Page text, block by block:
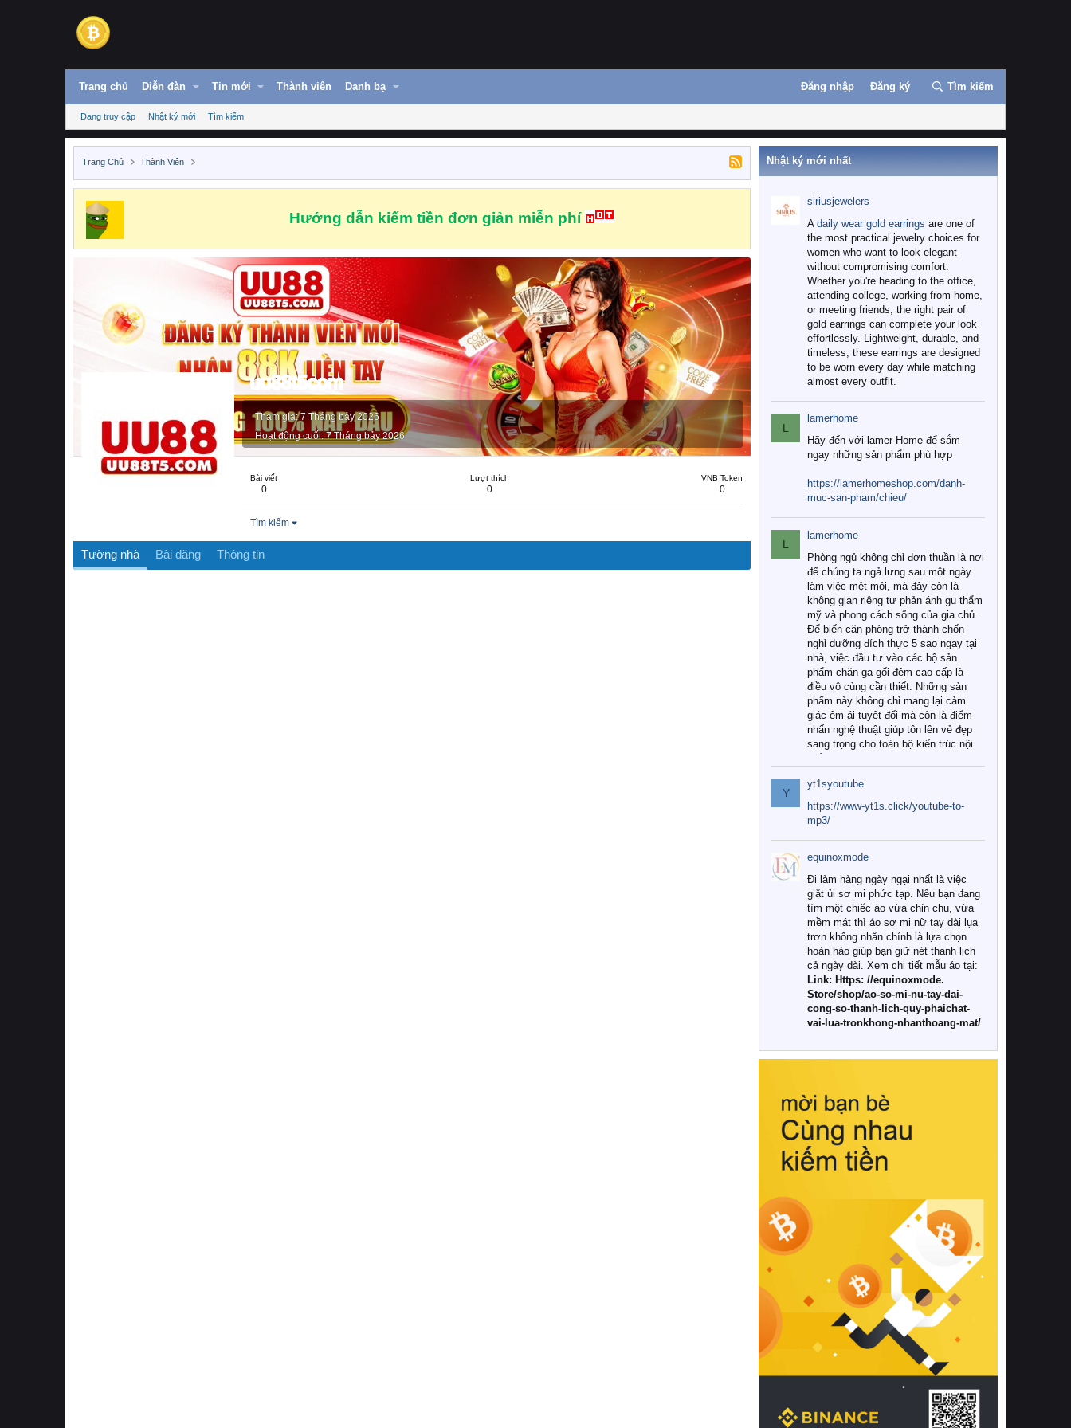
Trang chủ Diễn đàn Tin mới Thành viên Danh bạ Đăng nhập Đăng ký Tìm kiếm
Đang truy cập Nhật ký mới Tìm kiếm
Trang Chủ Thành Viên
Hướng dẫn kiếm tiền đơn giản miễn phí
uu88t5com
Tham gia 7 Tháng bảy 2026
Hoạt động cuối 7 Tháng bảy 2026
Bài viết
0
Lượt thích
0
VNB Token
0
Tìm kiếm
Tường nhà Bài đăng Thông tin
Nhật ký mới nhất
siriusjewelers
A daily wear gold earrings are one of
the most practical jewelry choices for
women who want to look elegant
without compromising comfort.
Whether you're heading to the office,
attending college, working from home,
or meeting friends, the right pair of
gold earrings can complete your look
effortlessly. Lightweight, durable, and
timeless, these earrings are designed
to be worn every day while matching
almost every outfit.
L
lamerhome
Hãy đến với lamer Home để sắm
ngay những sản phẩm phù hợp
https://lamerhomeshop.com/danh-
muc-san-pham/chieu/
L
lamerhome
Phòng ngủ không chỉ đơn thuần là nơi
để chúng ta ngả lưng sau một ngày
làm việc mệt mỏi, mà đây còn là
không gian riêng tư phản ánh gu thẩm
mỹ và phong cách sống của gia chủ.
Để biến căn phòng trở thành chốn
nghỉ dưỡng đích thực 5 sao ngay tại
nhà, việc đầu tư vào các bộ sản
phẩm chăn ga gối đệm cao cấp là
điều vô cùng cần thiết. Những sản
phẩm này không chỉ mang lại cảm
giác êm ái tuyệt đối mà còn là điểm
nhấn nghệ thuật giúp tôn lên vẻ đẹp
sang trọng cho toàn bộ kiến trúc nội
Tuy nhiên, giữa thị trường đa dạng
với vô vàn thương hiệu và mẫu mã
như hiện nay, làm thế nào để chọn
được những bộ chăn ga gối đệm cao
cấp thực sự chất lượng, phù hợp với
khí hậu và nhu cầu sử dụng của gia
đình? Hãy cùng chúng tôi đi tìm lời
giải đáp chi tiết qua bài viết dưới đây.
1. Tại sao các gia đình hiện đại lại ưa
chuộng chăn ga gối đệm cao cấp?
Khác với các dòng sản phẩm thông
thường, những bộ chăn ga gối đệm
cao cấp trải qua quy trình sản xuất
nghiêm ngặt từ khâu chọn lọc nguyên
liệu tự nhiên đến công nghệ dệt
nhuộm hiện đại không chứa hóa chất
này, bạn sẽ cảm nhận rõ rệt sự khác
hồi chuẩn xác của phần đệm nâng đỡ
cột sống.
Bên cạnh đó, việc lựa chọn các dòng
sản phẩm đạt chuẩn chất lượng quốc
tế còn giúp ngăn ngừa tình trạng kích
khuẩn và nấm mốc trong điều kiện
thời tiết nóng ẩm. Bạn có thể tìm hiểu
thêm các nghiên cứu khoa học về tác
động của giấc ngủ và môi trường
phòng ngủ đối với sức khỏe con
người tại Sleep Foundation (External
Link) để có cái nhìn toàn diện hơn.
2. Các tiêu chí vàng khi lựa chọn
chăn ga gối đệm cao cấp cho phòng
ngủ
Để sở hữu một bộ chăn ga gối đệm
cao cấp hoàn hảo cả về thẩm mỹ lẫn
công năng, người tiêu dùng cần cân
nhắc kỹ lưỡng các tiêu chí quan trọng
Y
yt1syoutube
https://www-yt1s.click/youtube-to-
mp3/
equinoxmode
Đi làm hàng ngày ngại nhất là việc
giặt ủi sơ mi phức tạp. Nếu bạn đang
tìm một chiếc áo vừa chỉn chu, vừa
mềm mát thì áo sơ mi nữ tay dài lụa
trơn không nhăn chính là lựa chọn
hoàn hảo giúp bạn giữ nét thanh lịch
cả ngày dài. Xem chi tiết mẫu áo tại:
Link: Https: //equinoxmode.
Store/shop/ao-so-mi-nu-tay-dai-
cong-so-thanh-lich-quy-phaichat-
vai-lua-tronkhong-nhanthoang-mat/